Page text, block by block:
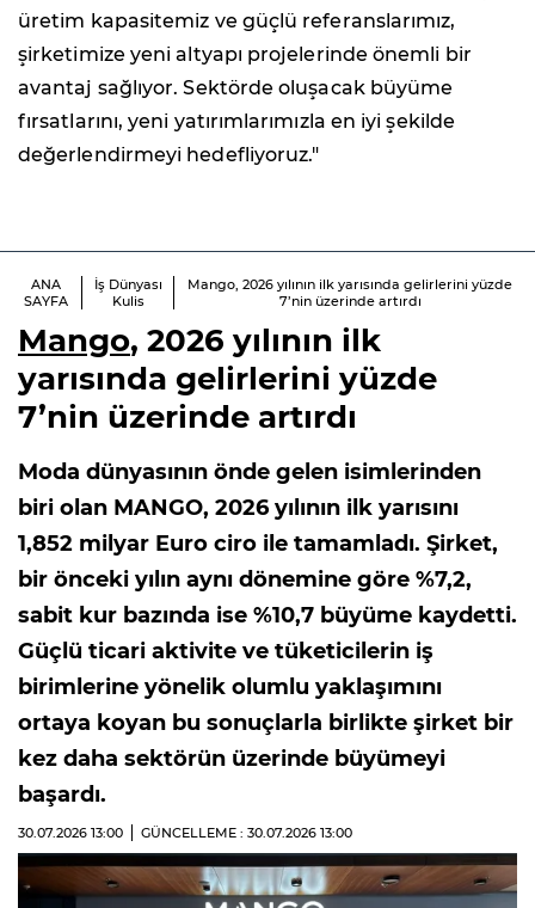
üretim kapasitemiz ve güçlü referanslarımız,
şirketimize yeni altyapı projelerinde önemli bir
avantaj sağlıyor. Sektörde oluşacak büyüme
fırsatlarını, yeni yatırımlarımızla en iyi şekilde
değerlendirmeyi hedefliyoruz."
ANA
SAYFA
İş Dünyası
Kulis
Mango, 2026 yılının ilk yarısında gelirlerini yüzde
7’nin üzerinde artırdı
Mango, 2026 yılının ilk
yarısında gelirlerini yüzde
7’nin üzerinde artırdı
Moda dünyasının önde gelen isimlerinden
biri olan MANGO, 2026 yılının ilk yarısını
1,852 milyar Euro ciro ile tamamladı. Şirket,
bir önceki yılın aynı dönemine göre %7,2,
sabit kur bazında ise %10,7 büyüme kaydetti.
Güçlü ticari aktivite ve tüketicilerin iş
birimlerine yönelik olumlu yaklaşımını
ortaya koyan bu sonuçlarla birlikte şirket bir
kez daha sektörün üzerinde büyümeyi
başardı.
30.07.2026 13:00 GÜNCELLEME : 30.07.2026 13:00